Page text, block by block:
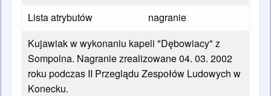
Lista atrybutów
nagranie
Kujawiak w wykonaniu kapeli "Dębowiacy" z
Sompolna. Nagranie zrealizowane 04. 03. 2002
roku podczas II Przeglądu Zespołów Ludowych w
Konecku.